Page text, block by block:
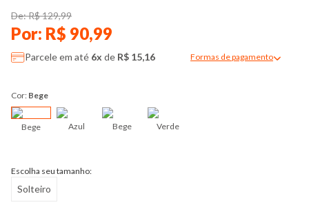
De: R$ 129,99
Por: R$ 90,99
Parcele em até 6x de R$ 15,16 Formas de pagamento
Cor: Bege
Bege Azul Bege Verde
Escolha seu tamanho:
Solteiro